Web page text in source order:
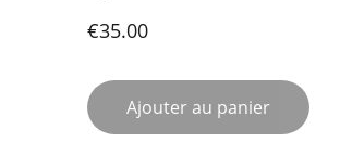
€35.00
Ajouter au panier